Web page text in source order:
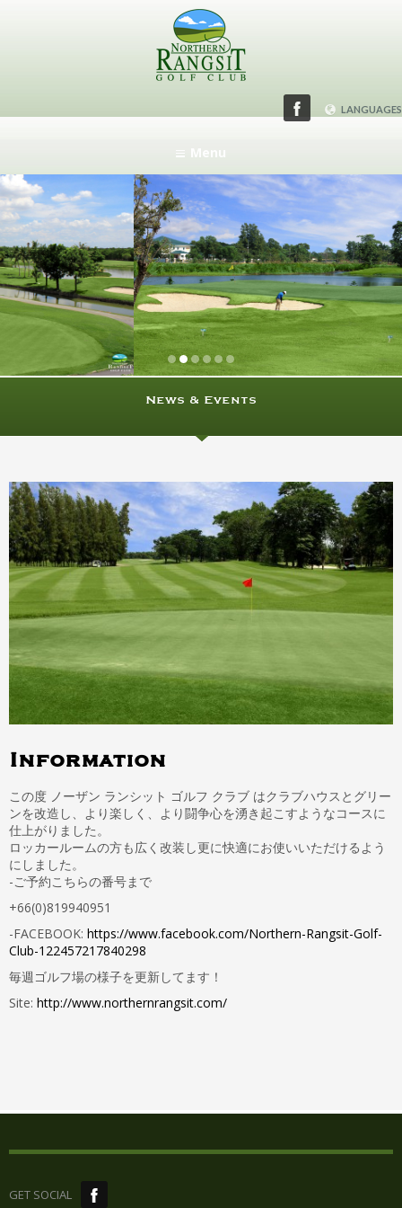
LANGUAGES
Menu
News & Events
Information
この度 ノーザン ランシット ゴルフ クラブ はクラブハウスとグリー
ンを改造し、より楽しく、より闘争心を湧き起こすようなコースに
仕上がりました。
ロッカールームの方も広く改装し更に快適にお使いいただけるよう
にしました。
-ご予約こちらの番号まで
+66(0)819940951
-FACEBOOK: https://www.facebook.com/Northern-Rangsit-Golf-
Club-122457217840298
毎週ゴルフ場の様子を更新してます！
Site: http://www.northernrangsit.com/
GET SOCIAL